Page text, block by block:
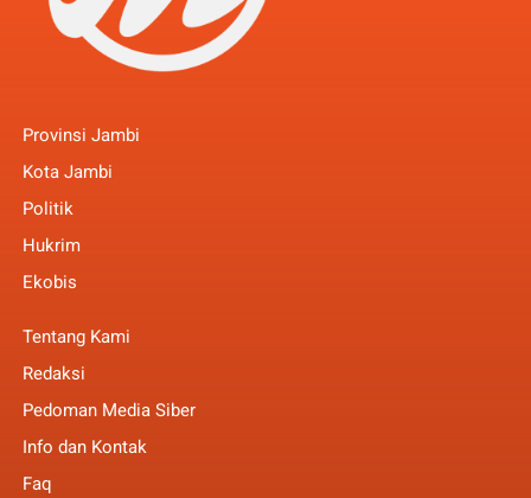
Provinsi Jambi
Kota Jambi
Politik
Hukrim
Ekobis
Tentang Kami
Redaksi
Pedoman Media Siber
Info dan Kontak
Faq